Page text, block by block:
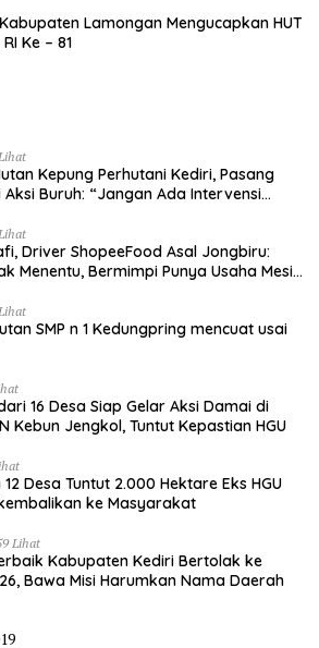
Lamongan Mengucapkan HUT
Ke – 81
Kepung Perhutani Kediri, Pasang
Buruh: “Jangan Ada Intervensi
Driver ShopeeFood Asal Jongbiru:
Menentu, Bermimpi Punya Usaha Mesin
SMP n 1 Kedungpring mencuat usai
16 Desa Siap Gelar Aksi Damai di
Kebun Jengkol, Tuntut Kepastian HGU
Desa Tuntut 2.000 Hektare Eks HGU
ke Masyarakat
Lihat
Kabupaten Kediri Bertolak ke
Bawa Misi Harumkan Nama Daerah